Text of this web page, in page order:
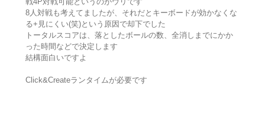
8人対戦も考えてましたが、それだとキーボードが効かなくな
る+見にくい(笑)という原因で却下でした
トータルスコアは、落としたボールの数、全消しまでにかか
った時間などで決定します
結構面白いですよ
Click&Createランタイムが必要です